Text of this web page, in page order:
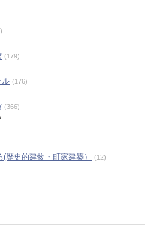
(179)
ル (176)
(366)
歴史的建物・町家建築） (12)